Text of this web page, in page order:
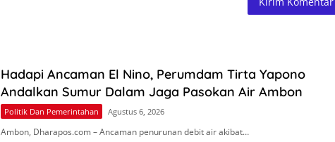
Hadapi Ancaman El Nino, Perumdam Tirta Yapono
Andalkan Sumur Dalam Jaga Pasokan Air Ambon
Politik Dan Pemerintahan Agustus 6, 2026
Ambon, Dharapos.com – Ancaman penurunan debit air akibat…